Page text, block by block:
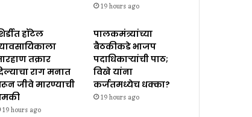
19 hours ago
हॉटेल
तक्रार
राग मनात
जीवे मारण्याची
19 hours ago
पालकमंत्र्यांच्या
बैठकीकडे भाजप
पदाधिकाऱ्यांची पाठ;
विखे यांना
कर्जतमध्येच धक्का?
19 hours ago